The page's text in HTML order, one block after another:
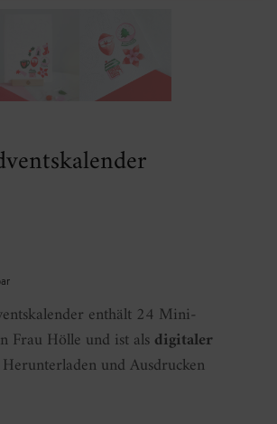
enthält 24 Mini-
Frau Hölle und ist alsdigitaler
und Ausdrucken